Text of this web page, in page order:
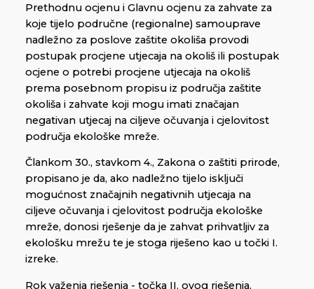
Prethodnu ocjenu i Glavnu ocjenu za zahvate za
koje tijelo područne (regionalne) samouprave
nadležno za poslove zaštite okoliša provodi
postupak procjene utjecaja na okoliš ili postupak
ocjene o potrebi procjene utjecaja na okoliš
prema posebnom propisu iz područja zaštite
okoliša i zahvate koji mogu imati značajan
negativan utjecaj na ciljeve očuvanja i cjelovitost
područja ekološke mreže.
Člankom 30., stavkom 4., Zakona o zaštiti prirode,
propisano je da, ako nadležno tijelo isključi
mogućnost značajnih negativnih utjecaja na
ciljeve očuvanja i cjelovitost područja ekološke
mreže, donosi rješenje da je zahvat prihvatljiv za
ekološku mrežu te je stoga riješeno kao u točki I.
izreke.
Rok važenja rješenja - točka II. ovog rješenja,